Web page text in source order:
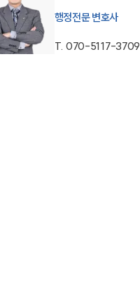
AI대륜
업무사례
행정전문 변호사
T. 070-5117-3709